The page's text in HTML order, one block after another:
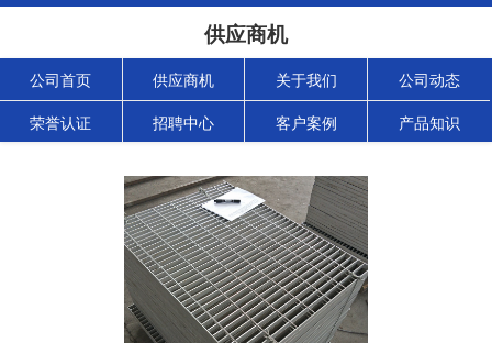
供应商机
公司首页 供应商机 关于我们 公司动态
荣誉认证 招聘中心 客户案例 产品知识